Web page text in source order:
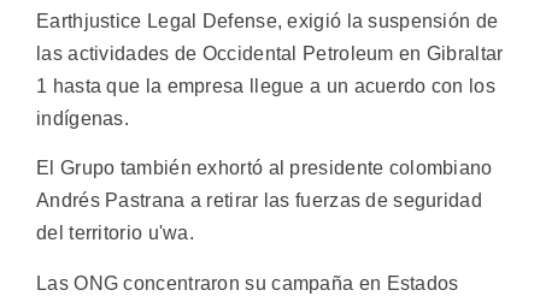
Earthjustice Legal Defense, exigió la suspensión de
las actividades de Occidental Petroleum en Gibraltar
1 hasta que la empresa llegue a un acuerdo con los
indígenas.
El Grupo también exhortó al presidente colombiano
Andrés Pastrana a retirar las fuerzas de seguridad
del territorio u'wa.
Las ONG concentraron su campaña en Estados